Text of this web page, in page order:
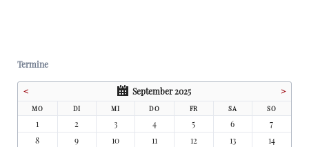
Ringpark
Termine
< September 2025 >
MO DI MI DO FR SA SO
1 2 3 4 5 6
7
8
9 10 11 12 13
14